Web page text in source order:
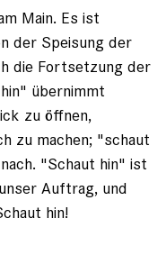
Main. Es ist
der Speisung der
die Fortsetzung der
übernimmt
zu öffnen,
zu machen; "schaut
"Schaut hin" ist
Auftrag, und
hin!